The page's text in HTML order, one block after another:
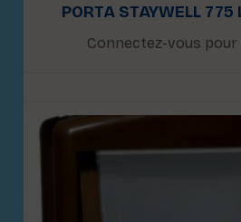
PORTA STAYWELL 775
Connectez-vous pour